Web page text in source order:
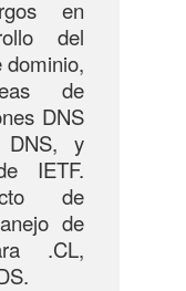
en
del
dominio,
de
DNS
DNS, y
IETF.
de
de
.CL,